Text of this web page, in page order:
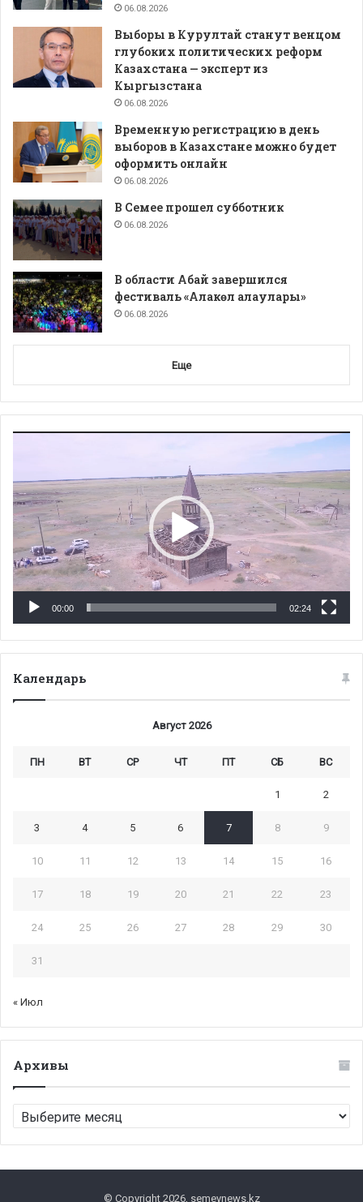
06.08.2026
Выборы в Курултай станут венцом
глубоких политических реформ
Казахстана — эксперт из
Кыргызстана
06.08.2026
Временную регистрацию в день
выборов в Казахстане можно будет
оформить онлайн
06.08.2026
В Семее прошел субботник
06.08.2026
В области Абай завершился
фестиваль «Алакөл алаулары»
06.08.2026
Еще
00:00 02:24
Календарь
Август 2026
ПН ВТ СР ЧТ ПТ СБ ВС
1 2
3 4 5 6 7 8 9
10 11 12 13 14 15 16
17 18 19 20 21 22 23
24 25 26 27 28 29 30
31
« Июл
Архивы
Архивы
© Copyright 2026, semeynews.kz